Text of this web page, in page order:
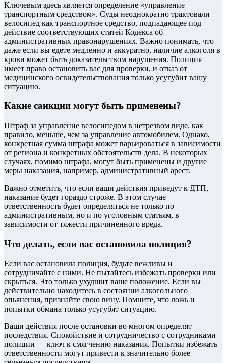
Ключевым здесь является определение «управление
транспортным средством». Суды неоднократно трактовали
велосипед как транспортное средство, подпадающее под
действие соответствующих статей Кодекса об
административных правонарушениях. Важно понимать, что
даже если вы едете медленно и аккуратно, наличие алкоголя в
крови может быть доказательством нарушения. Полиция
имеет право остановить вас для проверки, и отказ от
медицинского освидетельствования только усугубит вашу
ситуацию.
Какие санкции могут быть применены?
Штраф за управление велосипедом в нетрезвом виде, как
правило, меньше, чем за управление автомобилем. Однако,
конкретная сумма штрафа может варьироваться в зависимости
от региона и конкретных обстоятельств дела. В некоторых
случаях, помимо штрафа, могут быть применены и другие
меры наказания, например, административный арест.
Важно отметить, что если ваши действия приведут к ДТП,
наказание будет гораздо строже. В этом случае
ответственность будет определяться не только по
административным, но и по уголовным статьям, в
зависимости от тяжести причиненного вреда.
Что делать, если вас остановила полиция?
Если вас остановила полиция, будьте вежливы и
сотрудничайте с ними. Не пытайтесь избежать проверки или
скрыться. Это только ухудшит ваше положение. Если вы
действительно находитесь в состоянии алкогольного
опьянения, признайте свою вину. Помните, что ложь и
попытки обмана только усугубят ситуацию.
Ваши действия после остановки во многом определят
последствия. Спокойствие и сотрудничество с сотрудниками
полиции — ключ к смягчению наказания. Попытки избежать
ответственности могут привести к значительно более